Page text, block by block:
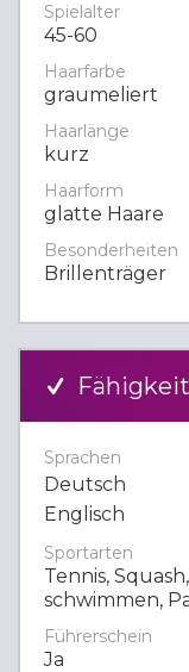
Spielalter
45-60
Haarfarbe
graumeliert
Haarlänge
kurz
Haarform
glatte Haare
Besonderheiten
Brillenträger
Sprachen
Deutsch
Englisch
Sportarten
Tennis,
schwimmen,
Führerschein
Ja